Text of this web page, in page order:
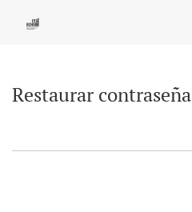
Restaurar contraseña